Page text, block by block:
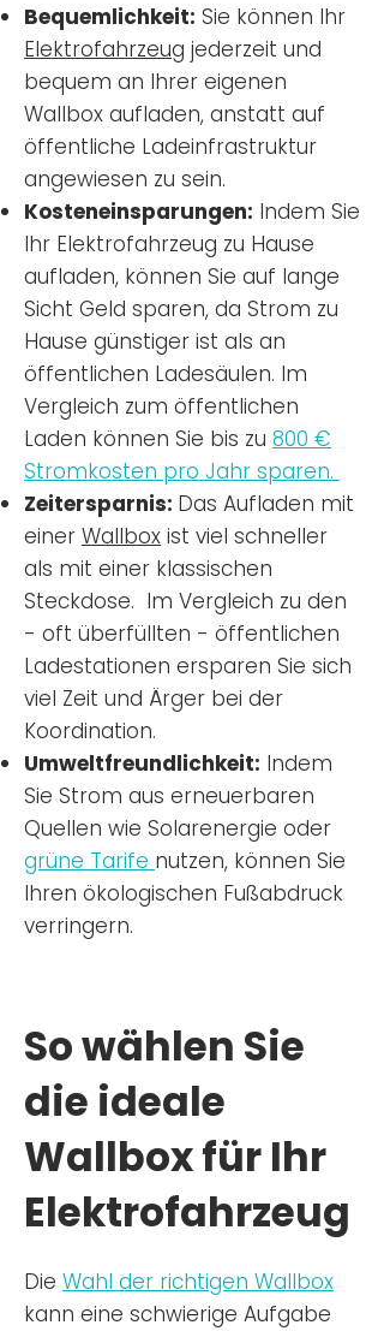
Bequemlichkeit: Sie können Ihr
Elektrofahrzeug jederzeit und
bequem an Ihrer eigenen
Wallbox aufladen, anstatt auf
öffentliche Ladeinfrastruktur
angewiesen zu sein.
Kosteneinsparungen: Indem Sie
Ihr Elektrofahrzeug zu Hause
aufladen, können Sie auf lange
Sicht Geld sparen, da Strom zu
Hause günstiger ist als an
öffentlichen Ladesäulen. Im
Vergleich zum öffentlichen
Laden können Sie bis zu 800 €
Stromkosten pro Jahr sparen.
Zeitersparnis: Das Aufladen mit
einer Wallbox ist viel schneller
als mit einer klassischen
Steckdose. Im Vergleich zu den
- oft überfüllten - öffentlichen
Ladestationen ersparen Sie sich
viel Zeit und Ärger bei der
Koordination.
Umweltfreundlichkeit: Indem
Sie Strom aus erneuerbaren
Quellen wie Solarenergie oder
grüne Tarife nutzen, können Sie
Ihren ökologischen Fußabdruck
verringern.
So wählen Sie
die ideale
Wallbox für Ihr
Elektrofahrzeug
Die Wahl der richtigen Wallbox
kann eine schwierige Aufgabe